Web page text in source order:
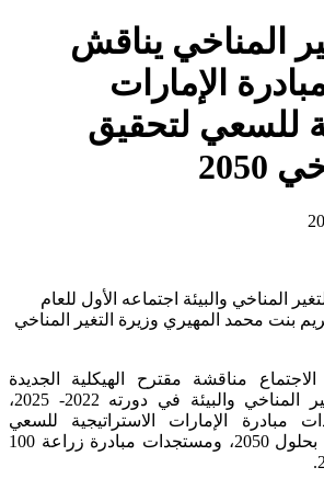
المناخي يناقش
الإمارات
للسعي لتحقيق
المناخي والبيئة اجتماعه الأول للعام
مريم بنت محمد المهيري وزيرة التغير المناخي
مناقشة مقترح الهيكلية الجديدة
لمجلس الإمارات للتغير المناخي والبيئة في دورته 2022- 2025،
مبادرة الإمارات الاستراتيجية للسعي
لتحقيق الحياد المناخي بحلول 2050، ومستجدات مبادرة زراعة 100